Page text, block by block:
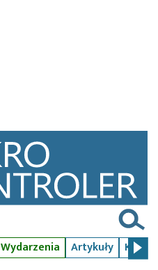
Wydarzenia Artykuły Kursy